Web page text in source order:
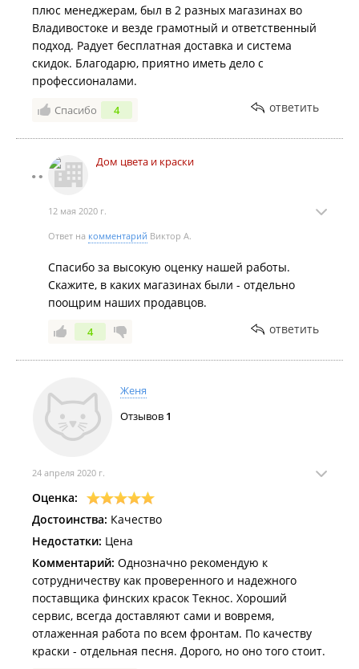
плюс менеджерам, был в 2 разных магазинах во
Владивостоке и везде грамотный и ответственный
подход. Радует бесплатная доставка и система
скидок. Благодарю, приятно иметь дело с
профессионалами.
Спасибо 4 ответить
Дом цвета и краски
12 мая 2020 г.
Ответ на комментарий Виктор А.
Спасибо за высокую оценку нашей работы.
Скажите, в каких магазинах были - отдельно
поощрим наших продавцов.
4 ответить
Женя
Отзывов 1
24 апреля 2020 г.
Оценка:
Достоинства: Качество
Недостатки: Цена
Комментарий: Однозначно рекомендую к
сотрудничеству как проверенного и надежного
поставщика финских красок Текнос. Хороший
сервис, всегда доставляют сами и вовремя,
отлаженная работа по всем фронтам. По качеству
краски - отдельная песня. Дорого, но оно того стоит.